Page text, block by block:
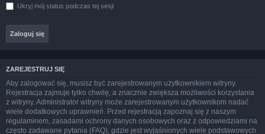
Ukryj mój status podczas tej sesji
ZAREJESTRUJ SIĘ
Aby zalogować się, musisz być zarejestrowanym użytkownikiem witryny.
Rejestracja zajmuje tylko chwilę, a znacznie zwiększa możliwości korzystania
z witryny. Administrator witryny może zarejestrowanym użytkownikom nadać
wiele dodatkowych uprawnień. Przed rejestracją zapoznaj się z naszym
regulaminem, zasadami ochrony danych osobowych oraz z odpowiedziami na
często zadawane pytania (FAQ), gdzie jest wyjaśnionych wiele podstawowych